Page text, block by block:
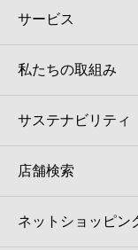
サービス
私たちの取組み
サステナビリティ
店舗検索
ネットショッピン